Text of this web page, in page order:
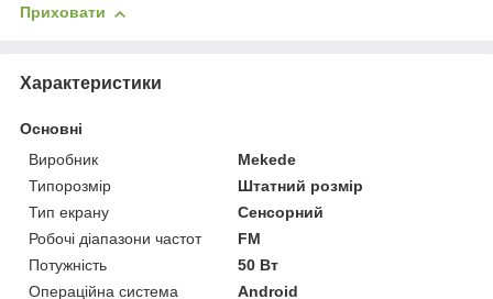
Приховати
Характеристики
Основні
Виробник
Mekede
Типорозмір
Штатний розмір
Тип екрану
Сенсорний
Робочі діапазони частот
FM
Потужність
50 Вт
Операційна система
Android